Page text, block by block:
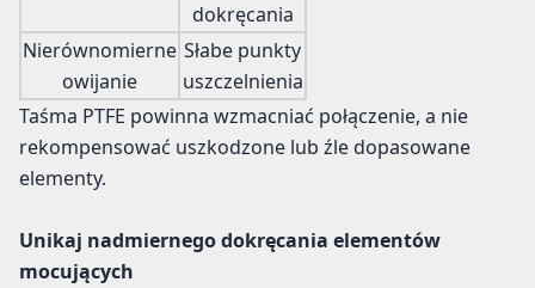
dokręcania
Nierównomierne
owijanie
Słabe punkty
uszczelnienia
Taśma PTFE powinna wzmacniać połączenie, a nie
rekompensować uszkodzone lub źle dopasowane
elementy.
Unikaj nadmiernego dokręcania elementów
mocujących